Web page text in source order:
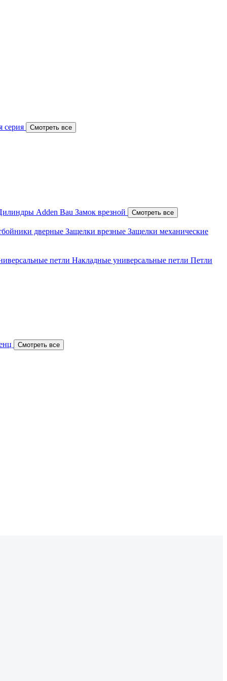
серия Смотреть все
Adden Bau Замок врезной Смотреть все
дверные Защелки врезные Защелки механические
петли Накладные универсальные петли Петли
Смотреть все